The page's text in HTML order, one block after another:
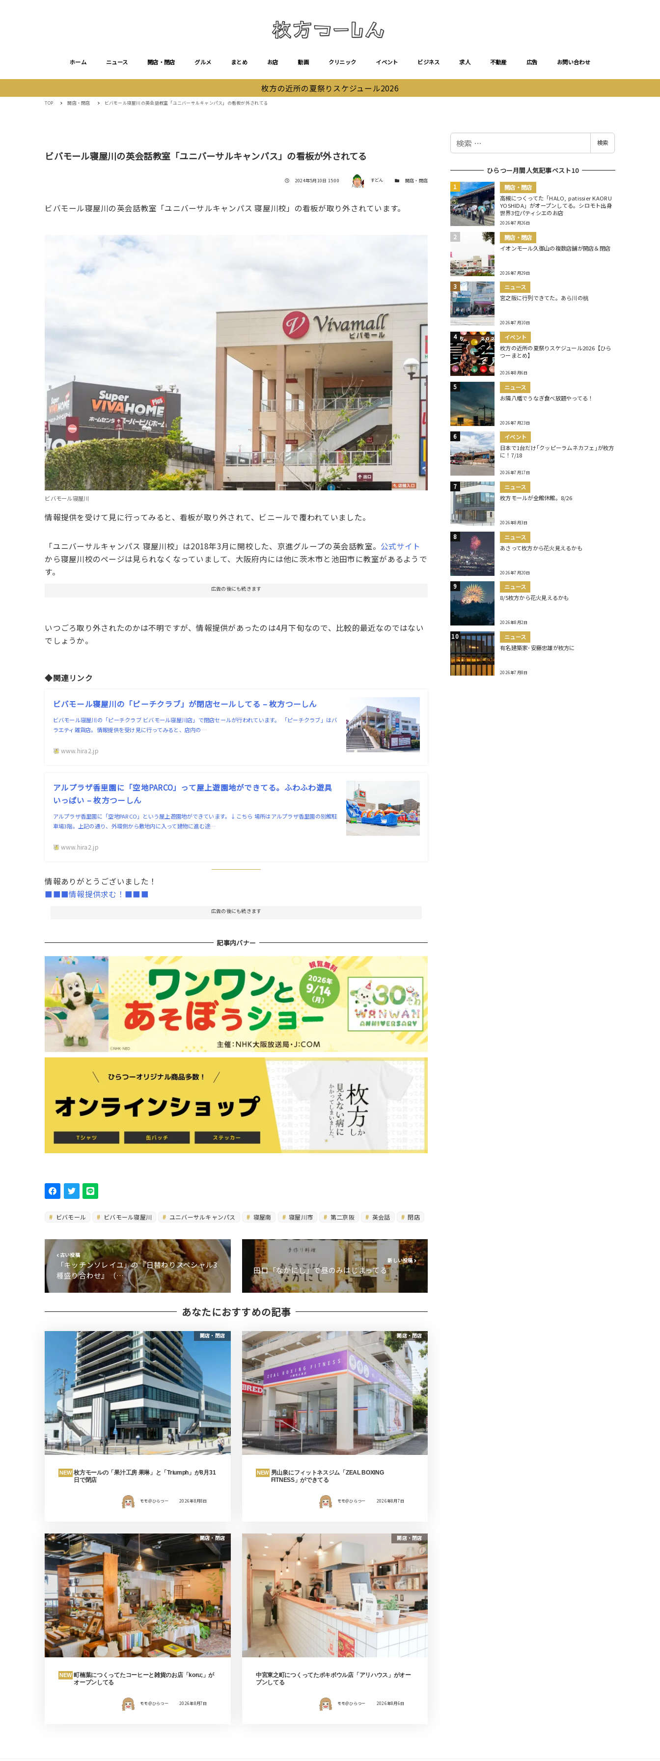
ホーム ニュース 開店・閉店 グルメ まとめ お店 動画 クリニック イベント ビジネス 求人 不動産 広告 お問い合わせ
枚方の近所の夏祭りスケジュール2026
TOP 開店・閉店 ビバモール寝屋川の英会話教室「ユニバーサルキャンパス」の看板が外されてる
ビバモール寝屋川の英会話教室「ユニバーサルキャンパス」の看板が外されてる
投稿日
2024年5月10日 15:00 著者 すどん カテゴリー開店・閉店
ビバモール寝屋川の英会話教室「ユニバーサルキャンパス 寝屋川校」の看板が取り外されています。
ビバモール寝屋川
情報提供を受けて見に行ってみると、看板が取り外されて、ビニールで覆われていました。
「ユニバーサルキャンパス 寝屋川校」は2018年3月に開校した、京進グループの英会話教室。 公式サイト
から寝屋川校のページは見られなくなっていまして、大阪府内には他に茨木市と池田市に教室があるようで
す。
広告の後にも続きます
いつごろ取り外されたのかは不明ですが、情報提供があったのは4月下旬なので、比較的最近なのではない
でしょうか。
◆関連リンク
ビバモール寝屋川の「ピーチクラブ」が閉店セールしてる – 枚方つーしん
ビバモール寝屋川の「ピーチクラブ ビバモール寝屋川店」で閉店セールが行われています。 「ピーチクラブ」はバ
ラエティ雑貨店。情報提供を受け見に行ってみると、店内の…
www.hira2.jp
アルプラザ香里園に「空地PARCO」って屋上遊園地ができてる。ふわふわ遊具
いっぱい – 枚方つーしん
アルプラザ香里園に「空地PARCO」という屋上遊園地ができています。↓こちら 場所はアルプラザ香里園の別館駐
車場3階。上記の通り、外環側から敷地内に入って建物に進む途…
www.hira2.jp
情報ありがとうございました！
■■■情報提供求む！■■■
広告の後にも続きます
記事内バナー
ビバモール ビバモール寝屋川 ユニバーサルキャンパス 寝屋南 寝屋川市 第二京阪 英会話 閉店
古い投稿
「キッチンソレイユ」の『日替わりスペシャル3
種盛り合わせ』（…
新しい投稿
田口「なかにし」で昼のみはじまってる
あなたにおすすめの記事
開店・閉店
NEW 枚方モールの「果汁工房 果琳」と「Triumph」が8月31
日で閉店
モモ＠ひらつー 2026年8月8日
開店・閉店
NEW 男山泉にフィットネスジム「ZEAL BOXING
FITNESS」ができてる
モモ＠ひらつー 2026年8月7日
開店・閉店
NEW 町楠葉につくってたコーヒーと雑貨のお店「koru;」が
オープンしてる
モモ＠ひらつー 2026年8月7日
開店・閉店
中宮東之町につくってたポキボウル店「アリハウス」がオー
プンしてる
モモ＠ひらつー 2026年8月6日
検
検索
ひらつー月間人気記事ベスト10
開店・閉店
高槻につくってた「HALO, patissier KAORU
YOSHIDA」がオープンしてる。シロモト出身
世界3位パティシエのお店
2026年7月26日
開店・閉店
イオンモール久御山の複数店舗が開店＆閉店
2026年7月29日
ニュース
宮之阪に行列できてた。あら川の桃
2026年7月10日
イベント
枚方の近所の夏祭りスケジュール2026【ひら
つーまとめ】
2026年8月6日
ニュース
お隣八幡でうなぎ食べ放題やってる！
2026年7月23日
イベント
日本で1台だけ｢クッピーラムネカフェ｣が枚方
に！7/18
2026年7月17日
ニュース
枚方モールが全館休館。8/26
2026年8月3日
ニュース
あさって枚方から花火見えるかも
2026年7月20日
ニュース
8/5枚方から花火見えるかも
2026年8月2日
ニュース
有名建築家･安藤忠雄が枚方に
2026年7月8日